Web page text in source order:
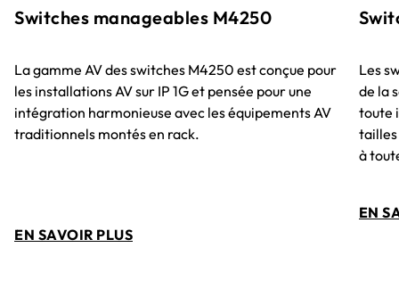
Switches manageables M4250
La gamme AV des switches M4250 est conçue pour
les installations AV sur IP 1G et pensée pour une
intégration harmonieuse avec les équipements AV
traditionnels montés en rack.
EN SAVOIR PLUS
Les
de la
toute
tailles
à
EN